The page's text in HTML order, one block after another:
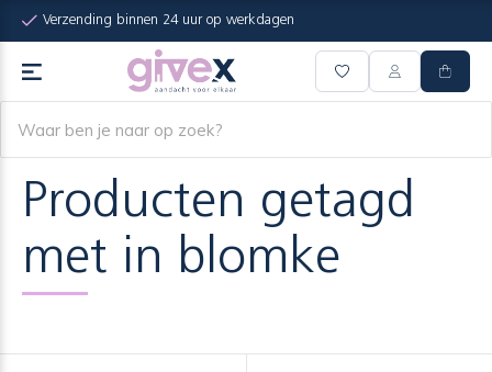
Verzending binnen 24 uur op werkdagen
Producten getagd
met in blomke